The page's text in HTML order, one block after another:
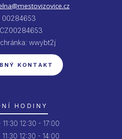
00284653
wwybt2j
KONTAKT
HODINY
12:30 - 17:00
12:30 - 14:00